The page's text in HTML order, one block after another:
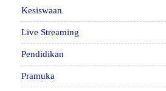
Kesiswaan
Live Streaming
Pendidikan
Pramuka